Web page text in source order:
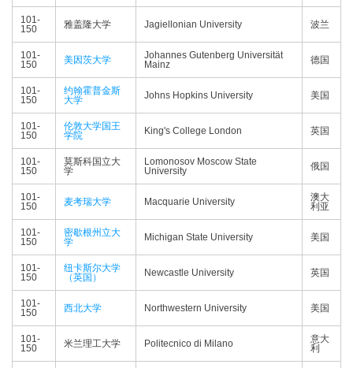
101-
150
雅盖隆大学 Jagiellonian University 波兰
101-
150
美因茨大学
Johannes Gutenberg Universität
Mainz
德国
101-
150
约翰霍普金斯
大学
Johns Hopkins University 美国
101-
150
伦敦大学国王
学院
King's College London 英国
101-
150
莫斯科国立大
学
Lomonosov Moscow State
University
俄国
101-
150
麦考瑞大学 Macquarie University
澳大
利亚
101-
150
密歇根州立大
学
Michigan State University 美国
101-
150
纽卡斯尔大学
（英国）
Newcastle University 英国
101-
150
西北大学 Northwestern University 美国
101-
150
米兰理工大学 Politecnico di Milano
意大
利